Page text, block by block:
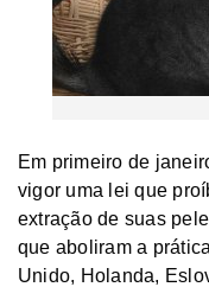
Em primeiro de
vigor uma lei que
extração de suas
que aboliram a
Unido, Holanda,